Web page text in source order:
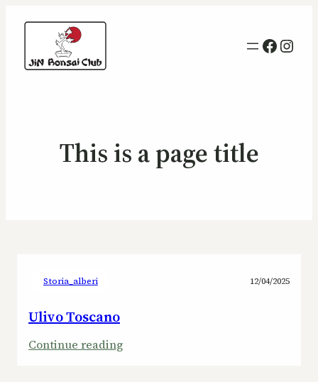
This is a page title
Storia_alberi 12/04/2025
Ulivo Toscano
Continue reading: